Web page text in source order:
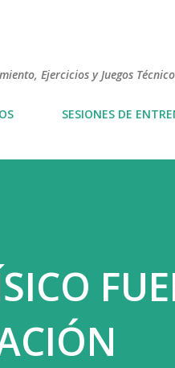
Ejercicios y Juegos
SESIONES DE